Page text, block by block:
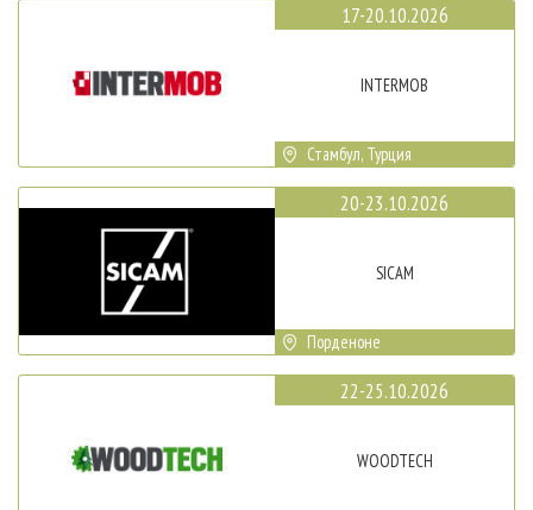
17-20.10.2026
INTERMOB
Стамбул, Турция
20-23.10.2026
SICAM
Порденоне
22-25.10.2026
WOODTECH